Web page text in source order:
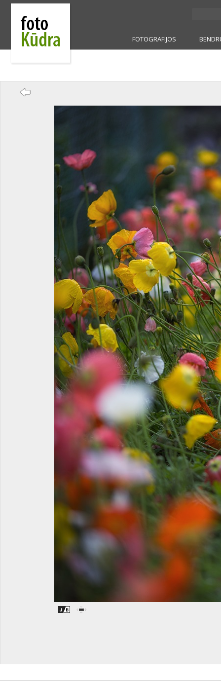
FOTOGRAFIJOS